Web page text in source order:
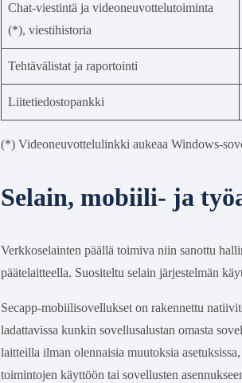
Chat-viestintä ja videoneuvottelutoiminta
(*), viestihistoria
Tehtävälistat ja raportointi
Liitetiedostopankki
(*) Videoneuvottelulinkki aukeaa Windows-
Selain, mobiili- ja
Verkkoselainten päällä toimiva niin sanottu
päätelaitteella. Suositeltu selain järjestelmän
Secapp-mobiilisovellukset on rakennettu
ladattavissa kunkin sovellusalustan omasta
laitteilla ilman olennaisia muutoksia
toimintojen käyttöön tai sovellusten